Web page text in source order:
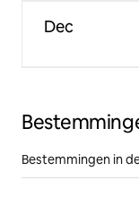
Dec
Bestemmingen in